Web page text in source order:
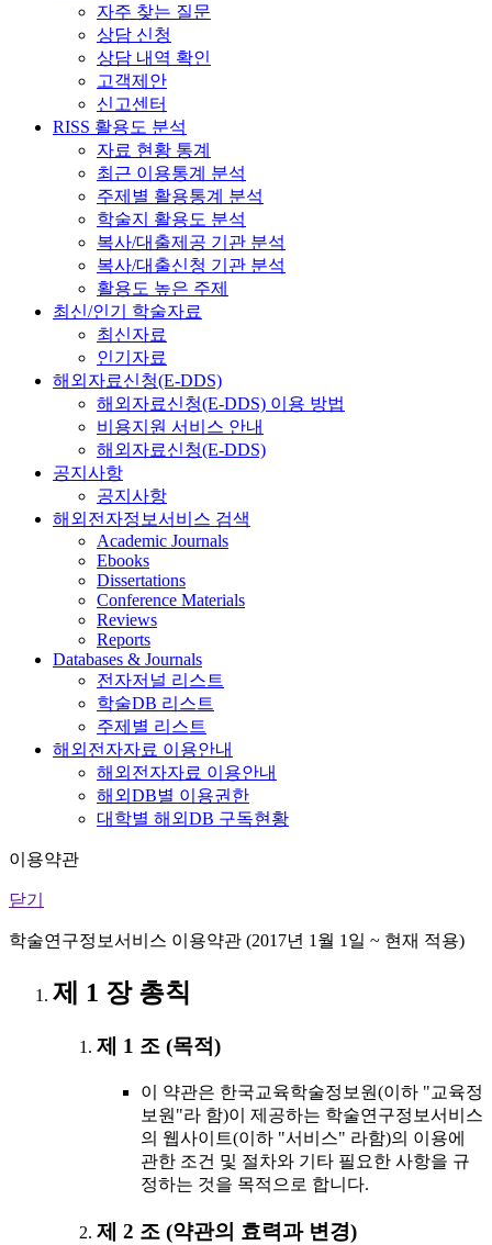
자주 찾는 질문
상담 신청
상담 내역 확인
고객제안
신고센터
RISS 활용도 분석
자료 현황 통계
최근 이용통계 분석
주제별 활용통계 분석
학술지 활용도 분석
복사/대출제공 기관 분석
복사/대출신청 기관 분석
활용도 높은 주제
최신/인기 학술자료
최신자료
인기자료
해외자료신청(E-DDS)
해외자료신청(E-DDS) 이용 방법
비용지원 서비스 안내
해외자료신청(E-DDS)
공지사항
공지사항
해외전자정보서비스 검색
Academic Journals
Ebooks
Dissertations
Conference Materials
Reviews
Reports
Databases & Journals
전자저널 리스트
학술DB 리스트
주제별 리스트
해외전자자료 이용안내
해외전자자료 이용안내
해외DB별 이용권한
대학별 해외DB 구독현황
이용약관
닫기
학술연구정보서비스 이용약관 (2017년 1월 1일 ~ 현재 적용)
제 1 장 총칙
제 1 조 (목적)
이 약관은 한국교육학술정보원(이하 "교육정
보원"라 함)이 제공하는 학술연구정보서비스
의 웹사이트(이하 "서비스" 라함)의 이용에
관한 조건 및 절차와 기타 필요한 사항을 규
정하는 것을 목적으로 합니다.
제 2 조 (약관의 효력과 변경)